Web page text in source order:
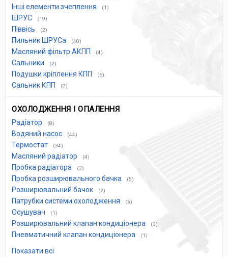
Інші елементи зчеплення (1)
ШРУС (19)
Піввісь (2)
Пильник ШРУСа (40)
Масляний фільтр АКПП (4)
Сальники (2)
Подушки кріплення КПП (6)
Сальник КПП (7)
ОХОЛОДЖЕННЯ І ОПАЛЕННЯ
Радіатор (8)
Водяний насос (44)
Термостат (34)
Масляний радіатор (4)
Пробка радіатора (3)
Пробка розширювального бачка (5)
Розширювальний бачок (2)
Патрубки системи охолодження (5)
Осушувач (1)
Розширювальний клапан кондиціонера (3)
Пневматичний клапан кондиціонера (1)
Показати всі